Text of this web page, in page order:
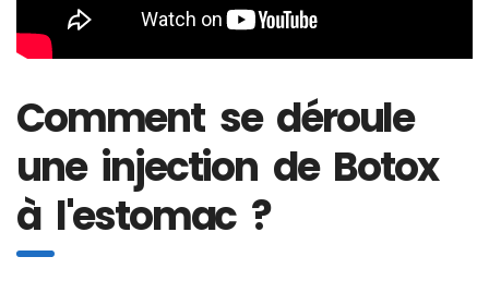
Comment se déroule
une injection de Botox
à l'estomac ?